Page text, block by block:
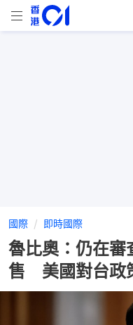
國際 即時國際
魯比奧：仍在
售 美國對台政